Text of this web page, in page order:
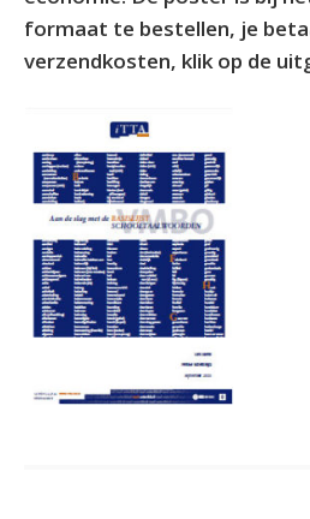
formaat te bestellen, je
verzendkosten, klik op de